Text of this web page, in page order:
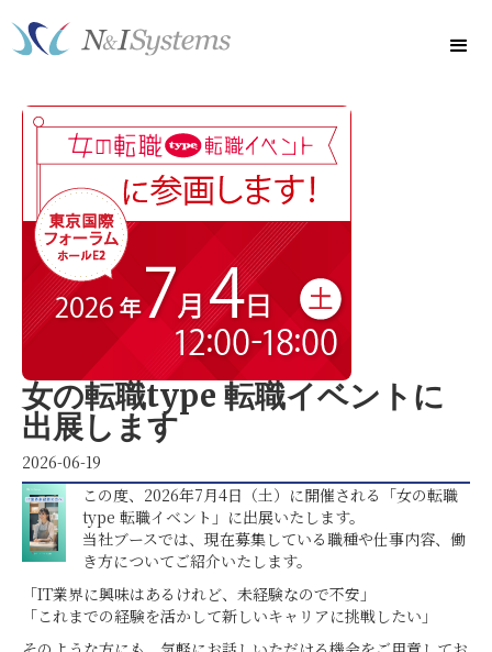
女の転職type 転職イベントに
出展します
2026-06-19
この度、2026年7月4日（土）に開催される「女の転職
type 転職イベント」に出展いたします。
当社ブースでは、現在募集している職種や仕事内容、働
き方についてご紹介いたします。
「IT業界に興味はあるけれど、未経験なので不安」
「これまでの経験を活かして新しいキャリアに挑戦したい」